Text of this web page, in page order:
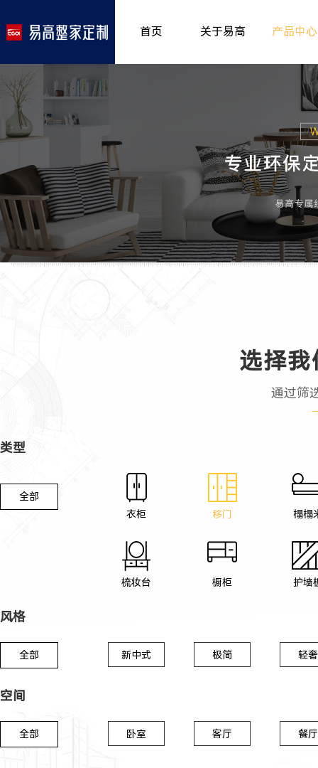
首页 关于易高
>
专卖形象 >
产品中心
室内非
儿童房
厨房空
餐厅空
客厅空
卧室空
木门系
选择
通过筛
类型
全部
衣柜
移门 榻榻
梳妆台 橱柜 护墙
风格
全部 新中式 极简 轻奢
空间
全部 卧室 客厅 餐厅